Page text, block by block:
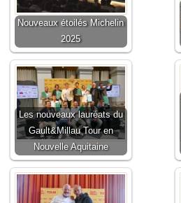
Nouveaux étoilés Michelin
2025
Les nouveaux lauréats du
Gault&Millau Tour en
Nouvelle Aquitaine